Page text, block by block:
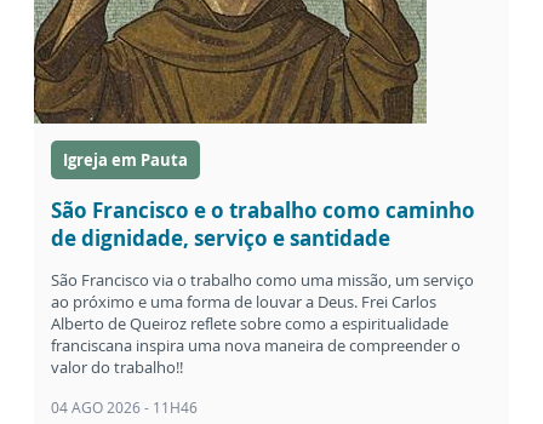
Igreja em Pauta
São Francisco e o trabalho como caminho
de dignidade, serviço e santidade
São Francisco via o trabalho como uma missão, um serviço
ao próximo e uma forma de louvar a Deus. Frei Carlos
Alberto de Queiroz reflete sobre como a espiritualidade
franciscana inspira uma nova maneira de compreender o
valor do trabalho!!
04 AGO 2026 - 11H46